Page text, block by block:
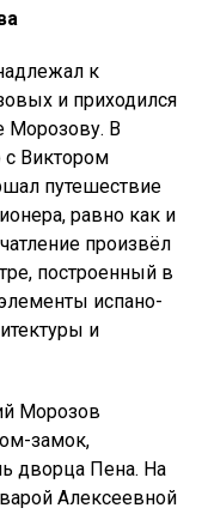
к
и приходился
В
с Виктором
путешествие
равно как и
произвёл
построенный в
испано-
и
Морозов
замок,
дворца Пена. На
Алексеевной